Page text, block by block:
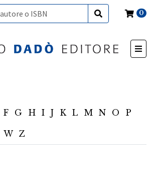
0
F G H I J K L M N O P
W Z